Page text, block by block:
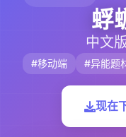
蜉
中文
#移动端 #异能题
现在